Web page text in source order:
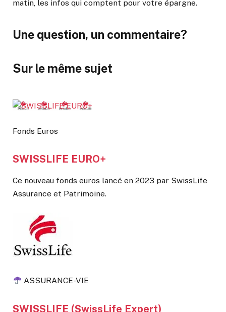
matin, les infos qui comptent pour votre épargne.
Une question, un commentaire?
Sur le même sujet
Fonds Euros
SWISSLIFE EURO+
Ce nouveau fonds euros lancé en 2023 par SwissLife
Assurance et Patrimoine.
ASSURANCE-VIE
SWISSLIFE (SwissLife Expert)